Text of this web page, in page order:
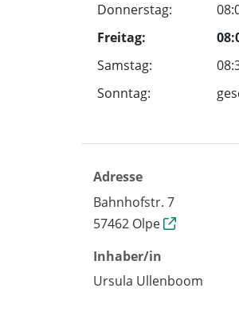
Donnerstag:
Freitag:
Samstag:
Sonntag:
Adresse
Bahnhofstr. 7
57462 Olpe
Inhaber/in
Ursula Ullenboom